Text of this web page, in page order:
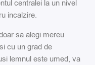
centralei la un nivel
incalzire.
sa alegi mereu
cu un grad de
lemnul este umed, va